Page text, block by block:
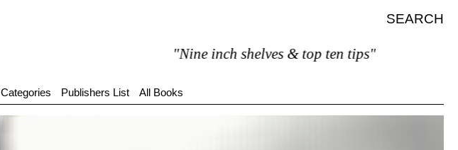
SEARCH
"Nine inch shelves & top ten tips"
Categories Publishers List All Books